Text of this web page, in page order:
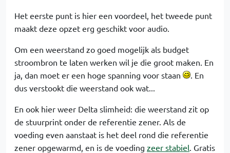
Het eerste punt is hier een voordeel, het tweede punt
maakt deze opzet erg geschikt voor audio.
Om een weerstand zo goed mogelijk als budget
stroombron te laten werken wil je die groot maken. En
ja, dan moet er een hoge spanning voor staan
. En
dus verstookt die weerstand ook wat...
En ook hier weer Delta slimheid: die weerstand zit op
de stuurprint onder de referentie zener. Als de
voeding even aanstaat is het deel rond die referentie
zener opgewarmd, en is de voeding zeer stabiel. Gratis